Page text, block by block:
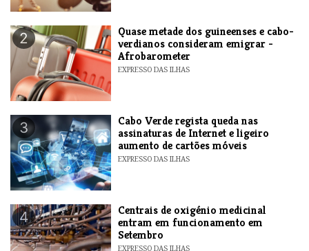
2
Quase metade dos guineenses e cabo-
verdianos consideram emigrar -
Afrobarometer
EXPRESSO DAS ILHAS
3
Cabo Verde regista queda nas
assinaturas de Internet e ligeiro
aumento de cartões móveis
EXPRESSO DAS ILHAS
4
Centrais de oxigénio medicinal
entram em funcionamento em
Setembro
EXPRESSO DAS ILHAS